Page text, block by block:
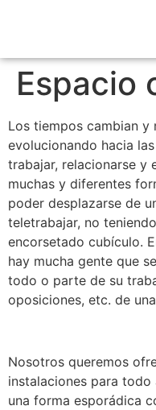
Espacio
Los tiempos cambian y
evolucionando hacia
trabajar, relacionarse y
muchas y diferentes
poder desplazarse de
teletrabajar, no
encorsetado cubículo.
hay mucha gente que
todo o parte de su
oposiciones, etc. de
Nosotros queremos
instalaciones para
una forma esporádica